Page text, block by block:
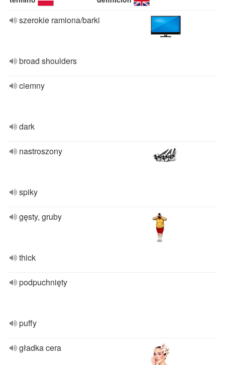
szerokie ramiona/barki
broad shoulders
ciemny
dark
nastroszony
spiky
gęsty, gruby
thick
podpuchnięty
puffy
gładka cera